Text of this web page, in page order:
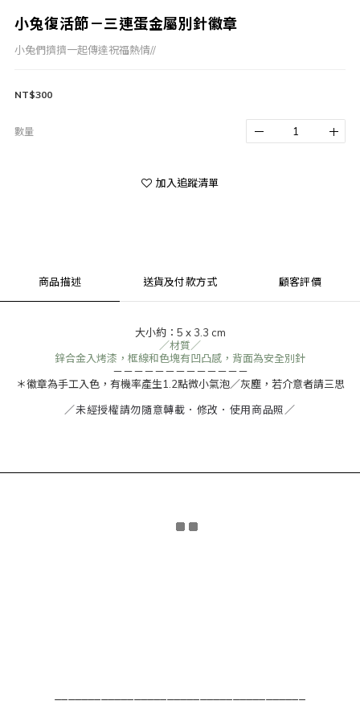
小兔復活節－三連蛋金屬別針徽章
小兔們擠擠一起傳達祝福熱情//
NT$300
數量
加入追蹤清單
商品描述 送貨及付款方式 顧客評價
大小約：5 x 3.3 cm
／材質／
鋅合金入烤漆，框線和色塊有凹凸感，背面為安全別針
－－－－－－－－－－－－－
＊徽章為手工入色，有機率產生1.2點微小氣泡／灰塵，若介意者請三思
／未經授權請勿隨意轉載．修改．使用商品照／